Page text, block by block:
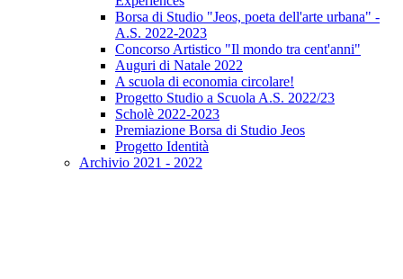
Borsa di Studio "Jeos, poeta dell'arte urbana" -
A.S. 2022-2023
Concorso Artistico "Il mondo tra cent'anni"
Auguri di Natale 2022
A scuola di economia circolare!
Progetto Studio a Scuola A.S. 2022/23
Scholè 2022-2023
Premiazione Borsa di Studio Jeos
Progetto Identità
Archivio 2021 - 2022